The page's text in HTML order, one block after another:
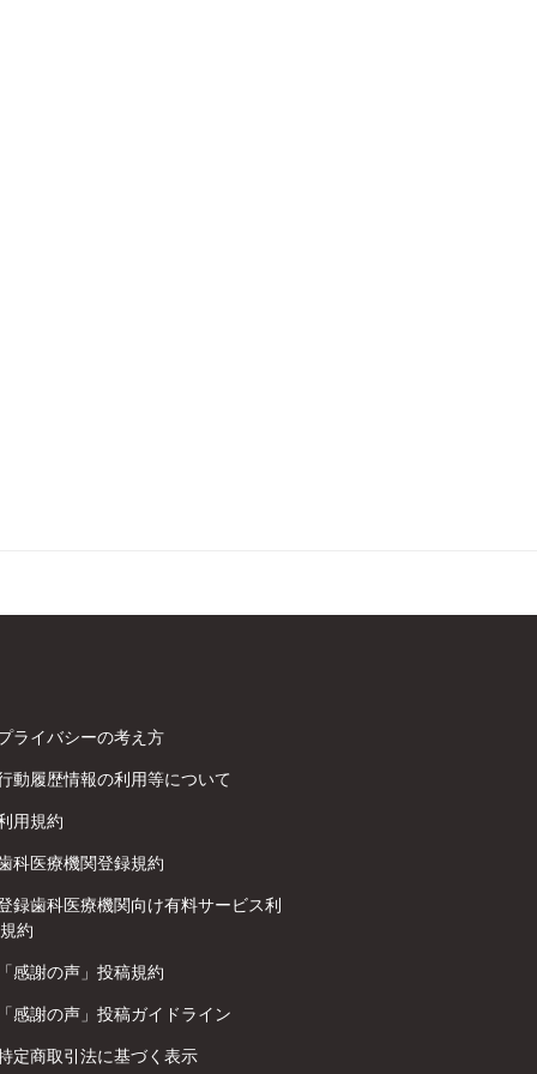
ライバシーの考え方
動履歴情報の利用等について
用規約
科医療機関登録規約
録歯科医療機関向け有料サービス利
約
「感謝の声」投稿規約
「感謝の声」投稿ガイドライン
定商取引法に基づく表示